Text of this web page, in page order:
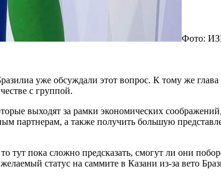
Фото:
уже обсуждали этот вопрос. К тому же
с группой.
выходят за рамки экономических соображений,
партнерам, а также получить большую
тут пока сложно предсказать, смогут ли они
статус на саммите в Казани из-за вето